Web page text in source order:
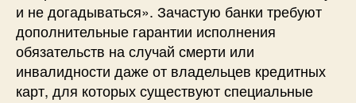
и не догадываться». Зачастую банки требуют
дополнительные гарантии исполнения
обязательств на случай смерти или
инвалидности даже от владельцев кредитных
карт, для которых существуют специальные